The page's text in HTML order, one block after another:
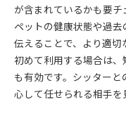
が含まれているかも要チ
ペットの健康状態や過
伝えることで、より適切
初めて利用する場合は
も有効です。シッター
心して任せられる相手を